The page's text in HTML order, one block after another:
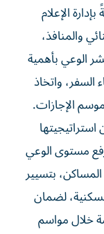
الإعلام
والمنافذ،
الوعي بأهمية
السفر، واتخاذ
الإجازات.
مستوى الوعي
بتسيير
لضمان
خلال مواسم